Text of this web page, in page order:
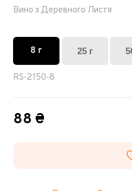
Вино з Деревного Листя
8 г 25 г
RS-2150-8
88 ₴